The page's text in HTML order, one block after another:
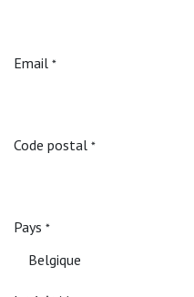
Email *
Code postal *
Pays *